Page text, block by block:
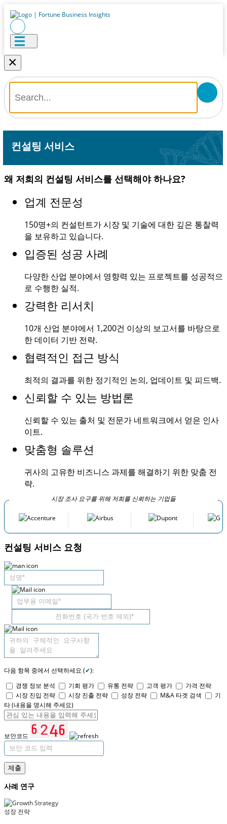
×
컨설팅 서비스
왜 저희의 컨설팅 서비스를 선택해야 하나요?
업계 전문성
150명+의 컨설턴트가 시장 및 기술에 대한 깊은 통찰력
을 보유하고 있습니다.
입증된 성공 사례
다양한 산업 분야에서 영향력 있는 프로젝트를 성공적으
로 수행한 실적.
강력한 리서치
10개 산업 분야에서 1,200건 이상의 보고서를 바탕으로
한 데이터 기반 전략.
협력적인 접근 방식
최적의 결과를 위한 정기적인 논의, 업데이트 및 피드백.
신뢰할 수 있는 방법론
신뢰할 수 있는 출처 및 전문가 네트워크에서 얻은 인사
이트.
맞춤형 솔루션
귀사의 고유한 비즈니스 과제를 해결하기 위한 맞춤 전
략.
시장 조사 요구를 위해 저희를 신뢰하는 기업들
컨설팅 서비스 요청
다음 항목 중에서 선택하세요 (✔):
경쟁 정보 분석
기회 평가 유통 전략 고객 평가
가격 전략
시장 진입 전략
시장 진출 전략 성장 전략 M&A 타겟 검색
기
타 (내용을 명시해 주세요)
보안코드
제출
사례 연구
성장 전략